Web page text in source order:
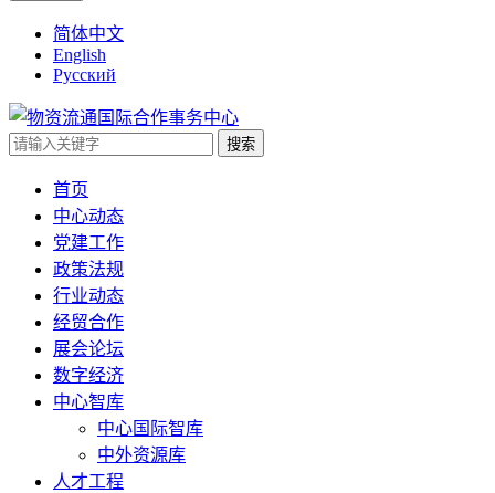
简体中文
English
Русский
搜索
首页
中心动态
党建工作
政策法规
行业动态
经贸合作
展会论坛
数字经济
中心智库
中心国际智库
中外资源库
人才工程